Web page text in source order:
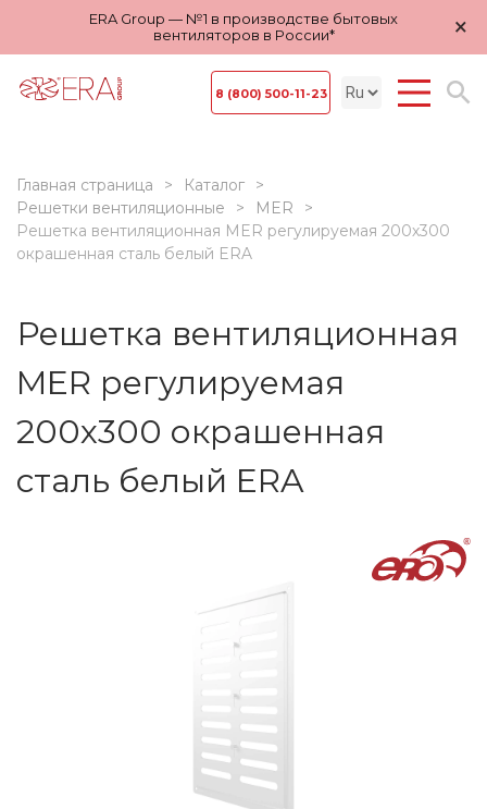
ERA Group — №1 в производстве бытовых
вентиляторов в России*
×
8 (800) 500-11-23
Главная страница
Каталог
Решетки вентиляционные
MER
Решетка вентиляционная MER регулируемая 200х300
окрашенная сталь белый ERA
Решетка вентиляционная
MER регулируемая
200х300 окрашенная
сталь белый ERA